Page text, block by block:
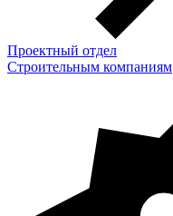
Проектный отдел
Строительным компаниям